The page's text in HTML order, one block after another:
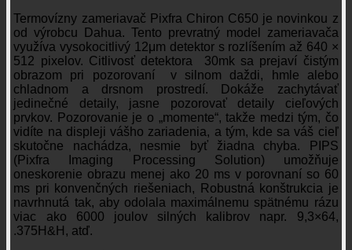
Termovízny zameriavač Pixfra Chiron C650 je novinkou z
od výrobcu Dahua. Tento prevratný model zameriavača
využíva vysokocitlivý 12μm detektor s rozlíšením až 640 ×
512 pixelov. Citlivosť detektora 30mk sa prejaví čistým
obrazom pri pozorovaní v silnom daždi, hmle alebo
chladnom a drsnom prostredí. Dokáže zachytávať
jedinečné detaily, jasne pozorovať detaily cieľových
prvkov. Pozorovanie je o „momente“, takže medzi tým, čo
vidíte na displeji vášho zariadenia, a tým, kde sa váš cieľ
skutočne nachádza, nesmie byť žiadna chyba. PIPS
(Pixfra Imaging Processing Solution) umožňuje
oneskorenie obrazu menej ako 20 ms v porovnaní so 60
ms pri konvenčných riešeniach, Robustná konštrukcia je
navrhnutá tak, aby odolala maximálnemu spätnému rázu
viac ako 6000 joulov silných kalibrov napr. 9,3×64,
.375H&H, atď.